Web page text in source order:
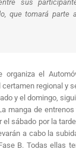
sus
que tomará parte
organiza el
regional y
y el domingo,
manga de
el sábado por la
a cabo la
B. Todas ellas